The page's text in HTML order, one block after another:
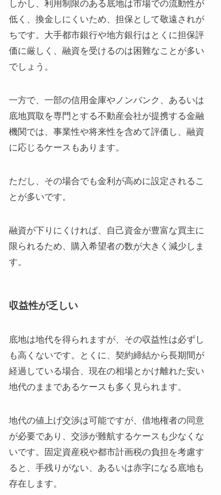
しかし、利用制限のある底地は市場での流動性が
低く、換金しにくいため、担保として敬遠されが
ちです。大手都市銀行や地方銀行はとくに担保評
価に厳しく、融資を受けるのは困難なことが多い
でしょう。
一方で、一部の信用金庫やノンバンク、あるいは
底地買取を専門とする不動産会社が提携する金融
機関では、事業性や将来性を含めて評価し、融資
に応じるケースもあります。
ただし、その場合でも金利が高めに設定されるこ
とが多いです。
融資が下りにくければ、自己資金が豊富な買主に
限られるため、購入希望者の数が大きく減少しま
す。
収益性が乏しい
底地は地代を得られますが、その収益性は必ずし
も高くないです。とくに、契約締結から長期間が
経過している場合、現在の相場とかけ離れた安い
地代のままであるケースも多く見られます。
地代の値上げ交渉は可能ですが、借地権者の同意
が必要であり、交渉が難航するケースも少なくな
いです。固定資産税や都市計画税の負担を考慮す
ると、手残りがない、あるいは赤字になる底地も
存在します。